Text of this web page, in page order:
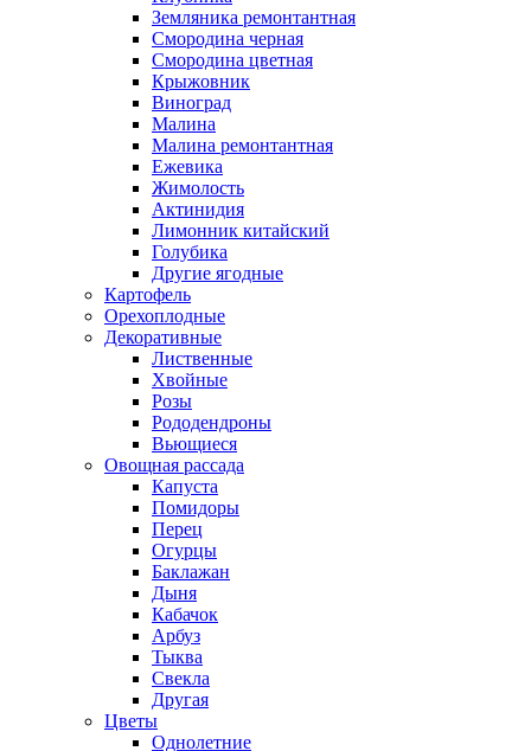
Земляника ремонтантная
Смородина черная
Смородина цветная
Крыжовник
Виноград
Малина
Малина ремонтантная
Ежевика
Жимолость
Актинидия
Лимонник китайский
Голубика
Другие ягодные
Картофель
Орехоплодные
Декоративные
Лиственные
Хвойные
Розы
Рододендроны
Вьющиеся
Овощная рассада
Капуста
Помидоры
Перец
Огурцы
Баклажан
Дыня
Кабачок
Арбуз
Тыква
Свекла
Другая
Цветы
Однолетние